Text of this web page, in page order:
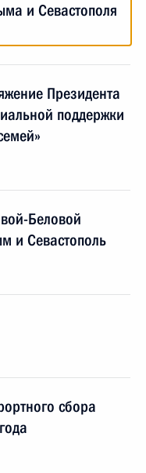
и Севастополя
Президента
поддержки
Беловой
и Севастополь
сбора